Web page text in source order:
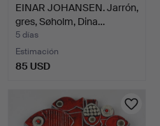
EINAR JOHANSEN. Jarrón,
gres, Søholm, Dina…
5 días
Estimación
85 USD